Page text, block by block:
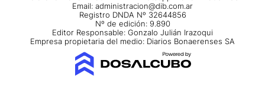
Email: administracion@dib.com.ar
Registro DNDA Nº 32644856
Nº de edición: 9.890
Editor Responsable: Gonzalo Julián Irazoqui
Empresa propietaria del medio: Diarios Bonaerenses SA